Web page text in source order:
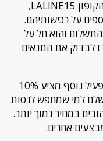
קוד קופון LALINE15: באמצעות קוד הקופון LALINE15,
מ-15% הנחה נוספים על רכישותיהם.
והוא חל על
לבדוק את התנאים
10% הנחה על מוצרים נבחרים: מבצע פעיל נוסף מציע 10%
למי שמחפש לנסות
במחיר נמוך יותר.
אחרים.